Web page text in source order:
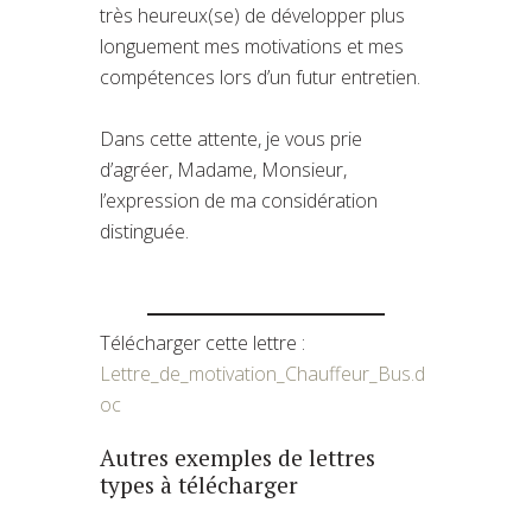
très heureux(se) de développer plus
longuement mes motivations et mes
compétences lors d’un futur entretien.
Dans cette attente, je vous prie
d’agréer, Madame, Monsieur,
l’expression de ma considération
distinguée.
Télécharger cette lettre :
Lettre_de_motivation_Chauffeur_Bus.d
oc
Autres exemples de lettres
types à télécharger